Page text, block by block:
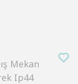
Mekan
Ip44